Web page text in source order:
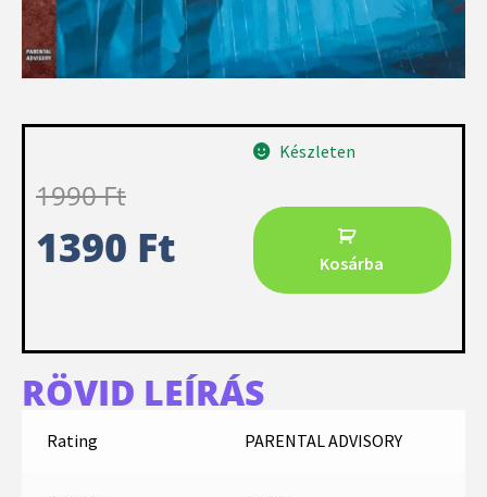
1990Ft
1390 Ft
Készleten
Kosárba
RÖVID LEÍRÁS
Rating PARENTAL ADVISORY